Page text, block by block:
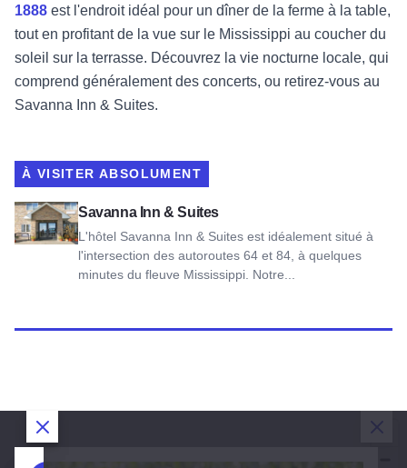
1888 est l'endroit idéal pour un dîner de la ferme à la table,
tout en profitant de la vue sur le Mississippi au coucher du
soleil sur la terrasse. Découvrez la vie nocturne locale, qui
comprend généralement des concerts, ou retirez-vous au
Savanna Inn & Suites.
À VISITER ABSOLUMENT
Savanna Inn & Suites
L'hôtel Savanna Inn & Suites est idéalement situé à
l'intersection des autoroutes 64 et 84, à quelques
minutes du fleuve Mississippi. Notre...
Voir Savanna Inn & Suites
Fermer la boîte de dialogue
Fermer la boîte de dialogue
Fermer la boîte de dialogue